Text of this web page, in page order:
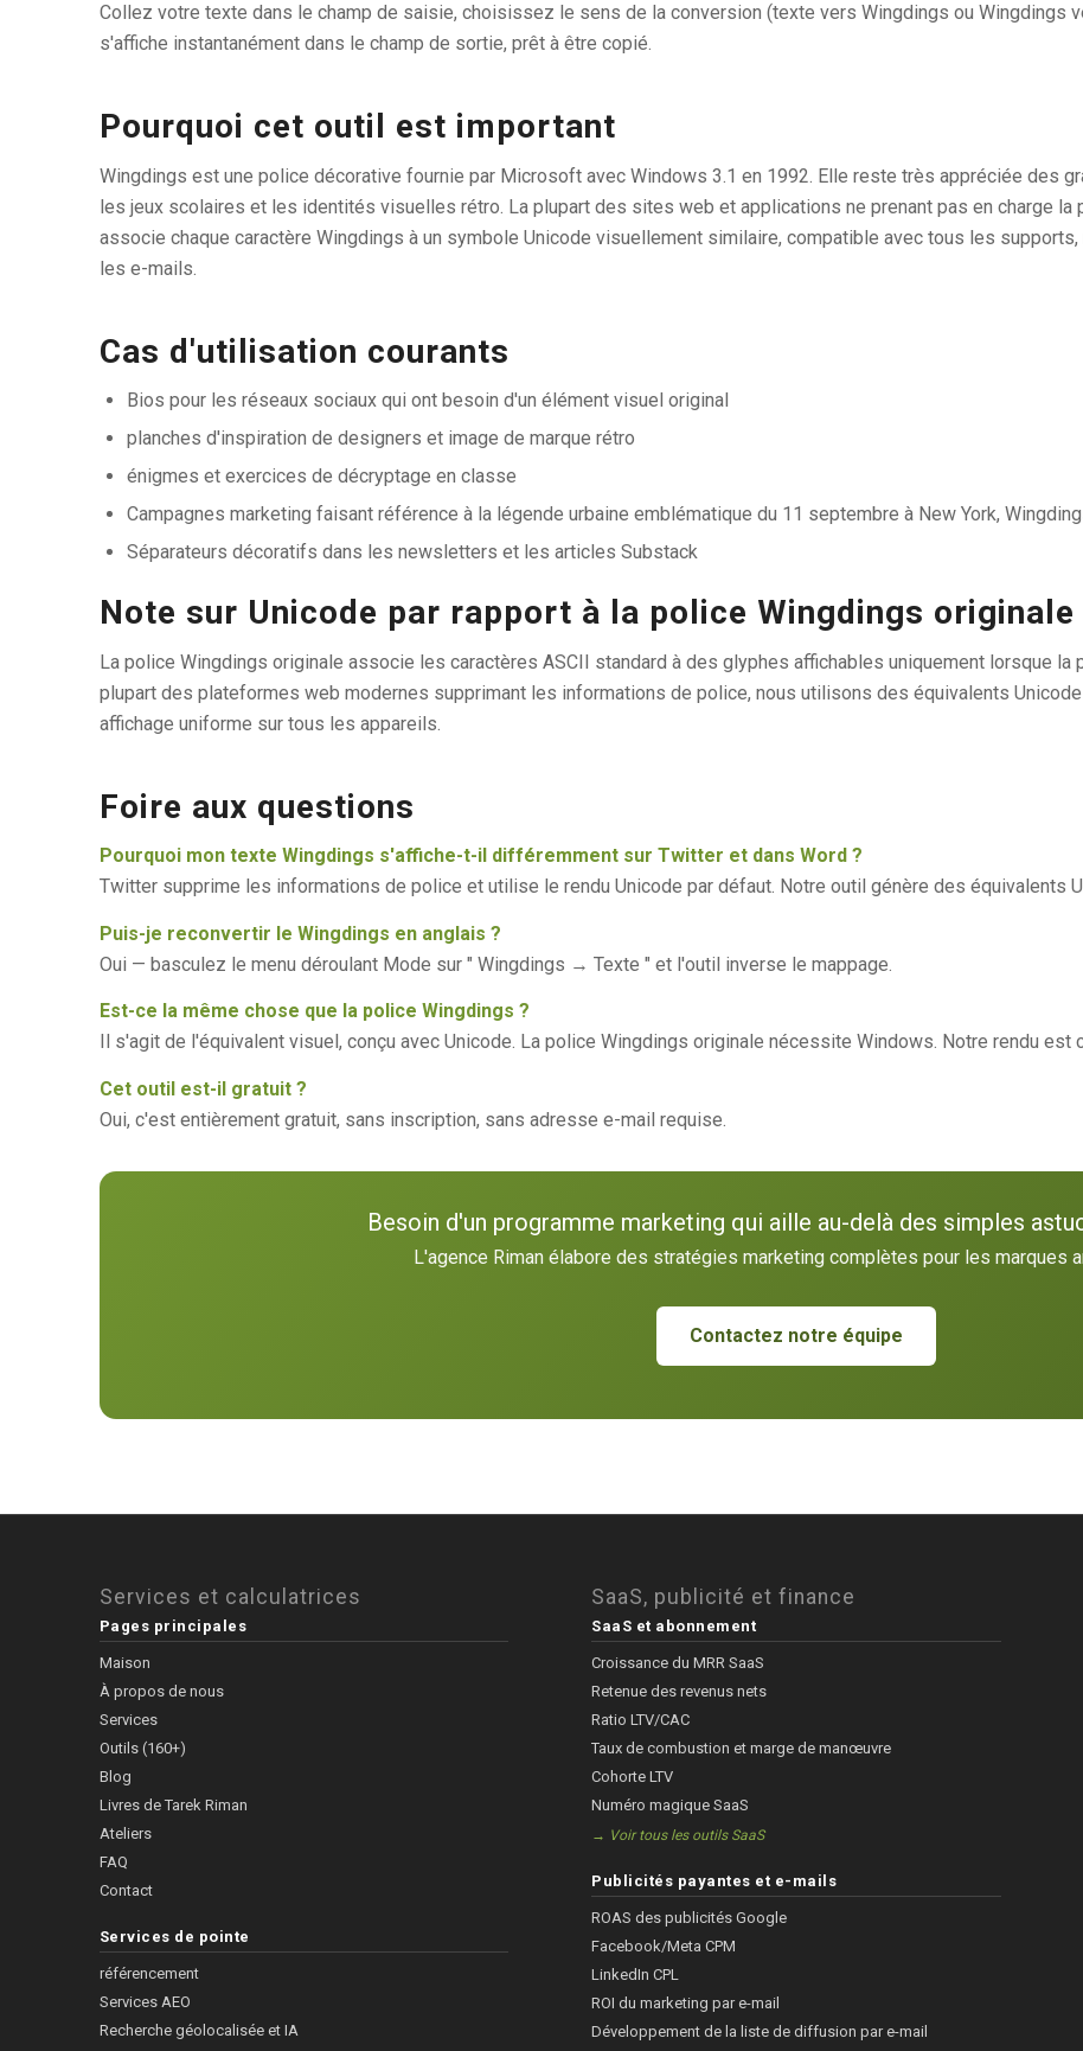
Collez votre texte dans le champ de saisie, choisissez le sens de la conversion (texte vers Wingdings ou Wingdings
s'affiche instantanément dans le champ de sortie, prêt à être copié.
Pourquoi cet outil est important
Wingdings est une police décorative fournie par Microsoft avec Windows 3.1 en 1992. Elle reste très appréciée des
les jeux scolaires et les identités visuelles rétro. La plupart des sites web et applications ne prenant pas en charge
associe chaque caractère Wingdings à un symbole Unicode visuellement similaire, compatible avec tous les
les e-mails.
Cas d'utilisation courants
Bios pour les réseaux sociaux qui ont besoin d'un élément visuel original
planches d'inspiration de designers et image de marque rétro
énigmes et exercices de décryptage en classe
Campagnes marketing faisant référence à la légende urbaine emblématique du 11 septembre à New York,
Séparateurs décoratifs dans les newsletters et les articles Substack
Note sur Unicode par rapport à la police Wingdings originale
La police Wingdings originale associe les caractères ASCII standard à des glyphes affichables uniquement lorsque
plupart des plateformes web modernes supprimant les informations de police, nous utilisons des équivalents
affichage uniforme sur tous les appareils.
Foire aux questions
Pourquoi mon texte Wingdings s'affiche-t-il différemment sur Twitter et dans Word ?
Twitter supprime les informations de police et utilise le rendu Unicode par défaut. Notre outil génère des équivalents
Puis-je reconvertir le Wingdings en anglais ?
Oui — basculez le menu déroulant Mode sur " Wingdings → Texte " et l'outil inverse le mappage.
Est-ce la même chose que la police Wingdings ?
Il s'agit de l'équivalent visuel, conçu avec Unicode. La police Wingdings originale nécessite Windows. Notre rendu
Cet outil est-il gratuit ?
Oui, c'est entièrement gratuit, sans inscription, sans adresse e-mail requise.
Besoin d'un programme marketing qui aille au-delà des simples
L'agence Riman élabore des stratégies marketing complètes pour les marques
Contactez notre équipe
Services et calculatrices
Pages principales
Maison
À propos de nous
Services
Outils (160+)
Blog
Livres de Tarek Riman
Ateliers
FAQ
Contact
Services de pointe
référencement
Services AEO
Recherche géolocalisée et IA
SaaS, publicité et finance
SaaS et abonnement
Croissance du MRR SaaS
Retenue des revenus nets
Ratio LTV/CAC
Taux de combustion et marge de manœuvre
Cohorte LTV
Numéro magique SaaS
→ Voir tous les outils SaaS
Publicités payantes et e-mails
ROAS des publicités Google
Facebook/Meta CPM
LinkedIn CPL
ROI du marketing par e-mail
Développement de la liste de diffusion par e-mail